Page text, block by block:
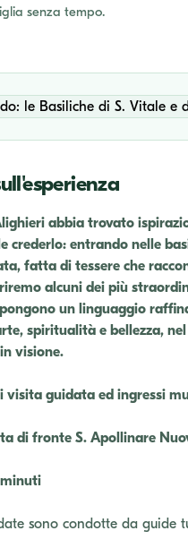
senza tempo.
abbia trovato
crederlo: entrando nelle
fatta di tessere che
alcuni dei più
un linguaggio
spiritualità e bellezza,
visione.
visita guidata ed ingressi
di fronte S. Apollinare
minuti
sono condotte da guide